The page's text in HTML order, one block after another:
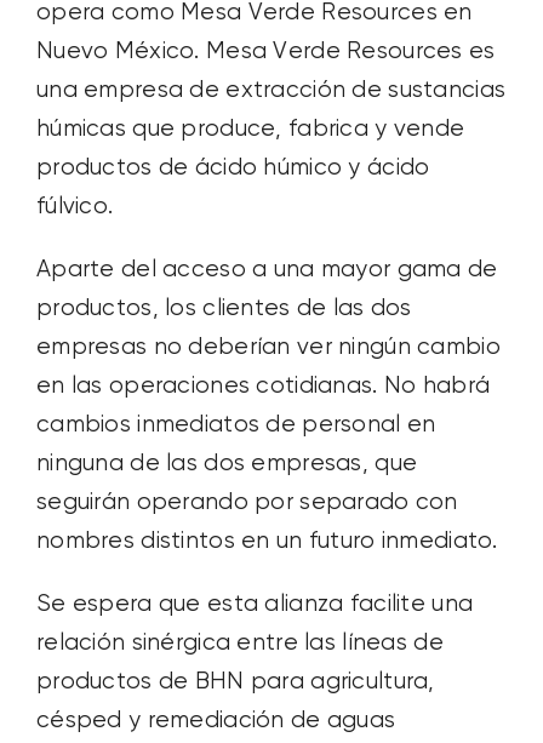
opera como Mesa Verde Resources en
Nuevo México. Mesa Verde Resources es
una empresa de extracción de sustancias
húmicas que produce, fabrica y vende
productos de ácido húmico y ácido
fúlvico.
Aparte del acceso a una mayor gama de
productos, los clientes de las dos
empresas no deberían ver ningún cambio
en las operaciones cotidianas. No habrá
cambios inmediatos de personal en
ninguna de las dos empresas, que
seguirán operando por separado con
nombres distintos en un futuro inmediato.
Se espera que esta alianza facilite una
relación sinérgica entre las líneas de
productos de BHN para agricultura,
césped y remediación de aguas